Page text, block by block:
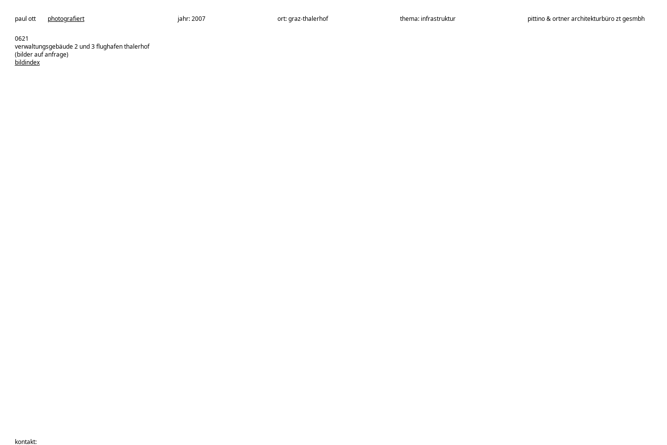
paul ott photografiert jahr: 2007 ort: graz-thalerhof thema: infrastruktur
pittino & ortner architekturbüro zt gesmbh
0621
verwaltungsgebäude 2 und 3 flughafen thalerhof
(bilder auf anfrage)
bildindex
kontakt: